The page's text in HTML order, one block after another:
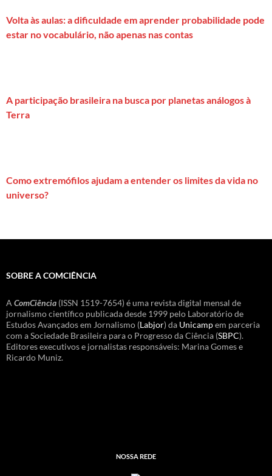
Volta às aulas: a dificuldade em aprender probabilidade pode
estar no vocabulário, não apenas nas contas
A participação brasileira na busca por planetas análogos à
Terra
Como extremófilos ajudam a entender os limites da vida no
universo?
SOBRE A COMCIÊNCIA
A ComCiência (ISSN 1519-7654) é uma revista digital mensal de
jornalismo científico publicada desde 1999 pelo Laboratório de
Estudos Avançados em Jornalismo (Labjor) da Unicampem parceria
com a Sociedade Brasileira para o Progresso da Ciência (SBPC).
Editores executivos e jornalistas responsáveis: Marina Gomes e
Ricardo Muniz.
NOSSA REDE